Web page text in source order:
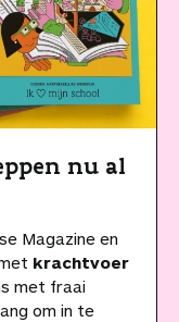
nu al
Magazine en
krachtvoer
met fraai
om in te